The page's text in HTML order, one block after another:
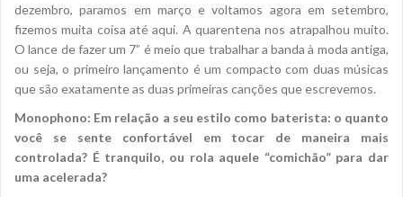
dezembro, paramos em março e voltamos agora em setembro,
fizemos muita coisa até aqui. A quarentena nos atrapalhou muito.
O lance de fazer um 7” é meio que trabalhar a banda à moda antiga,
ou seja, o primeiro lançamento é um compacto com duas músicas
que são exatamente as duas primeiras canções que escrevemos.
Monophono: Em relação a seu estilo como baterista: o quanto
você se sente confortável em tocar de maneira mais
controlada? É tranquilo, ou rola aquele “comichão” para dar
uma acelerada?